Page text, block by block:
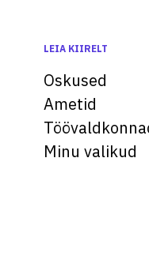
LEIA KIIRELT
Oskused
Ametid
Minu valikud